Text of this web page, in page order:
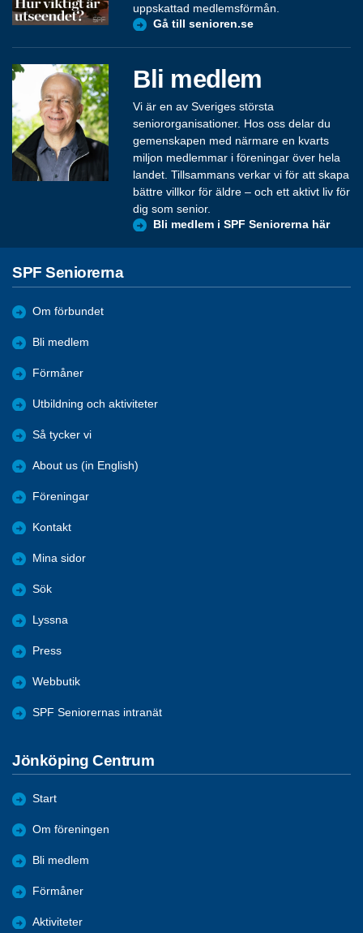
uppskattad medlemsförmån.
Gå till senioren.se
Bli medlem
Vi är en av Sveriges största
seniororganisationer. Hos oss delar du
gemenskapen med närmare en kvarts
miljon medlemmar i föreningar över hela
landet. Tillsammans verkar vi för att skapa
bättre villkor för äldre – och ett aktivt liv för
dig som senior.
Bli medlem i SPF Seniorerna här
SPF Seniorerna
Om förbundet
Bli medlem
Förmåner
Utbildning och aktiviteter
Så tycker vi
About us (in English)
Föreningar
Kontakt
Mina sidor
Sök
Lyssna
Press
Webbutik
SPF Seniorernas intranät
Jönköping Centrum
Start
Om föreningen
Bli medlem
Förmåner
Aktiviteter